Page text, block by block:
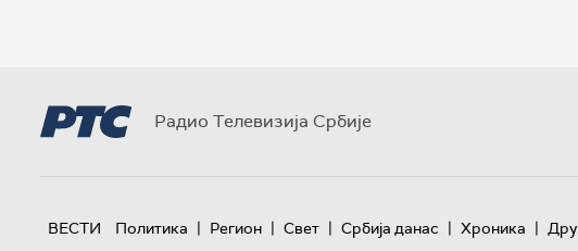
Радио Телевизија Србије
ВЕСТИ Политика | Регион | Свет | Србија данас | Хроника |